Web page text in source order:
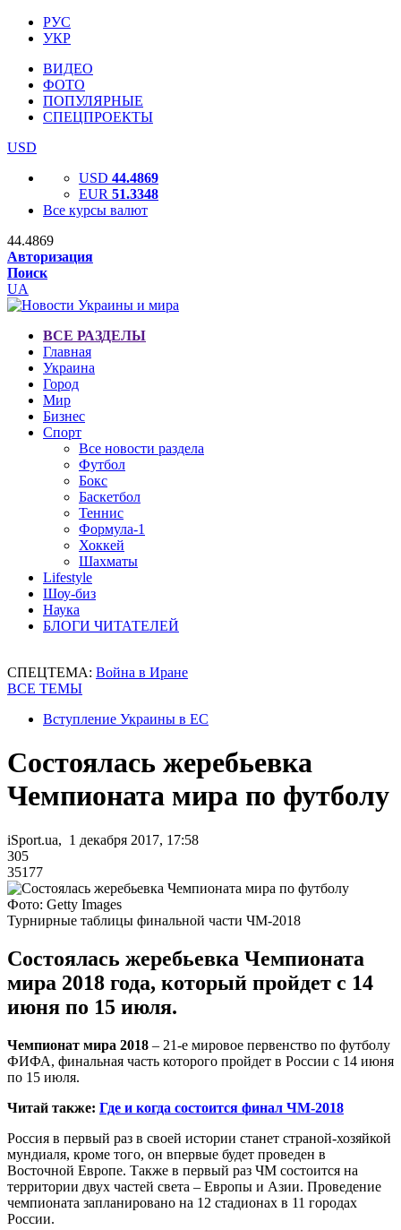
РУС
УКР
ВИДЕО
ФОТО
ПОПУЛЯРНЫЕ
СПЕЦПРОЕКТЫ
USD
USD 44.4869
EUR 51.3348
Все курсы валют
44.4869
Авторизация
Поиск
UA
ВСЕ РАЗДЕЛЫ
Главная
Украина
Город
Мир
Бизнес
Спорт
Все новости раздела
Футбол
Бокс
Баскетбол
Теннис
Формула-1
Хоккей
Шахматы
Lifestyle
Шоу-биз
Наука
БЛОГИ ЧИТАТЕЛЕЙ
СПЕЦТЕМА: Война в Иране
ВСЕ ТЕМЫ
Вступление Украины в ЕС
Состоялась жеребьевка
Чемпионата мира по футболу
iSport.ua, 1 декабря 2017, 17:58
305
35177
Фото: Getty Images
Турнирные таблицы финальной части ЧМ-2018
Состоялась жеребьевка Чемпионата
мира 2018 года, который пройдет с 14
июня по 15 июля.
Чемпионат мира 2018 – 21-е мировое первенство по футболу
ФИФА, финальная часть которого пройдет в России с 14 июня
по 15 июля.
Читай также: Где и когда состоится финал ЧМ-2018
Россия в первый раз в своей истории станет страной-хозяйкой
мундиаля, кроме того, он впервые будет проведен в
Восточной Европе. Также в первый раз ЧМ состоится на
территории двух частей света – Европы и Азии. Проведение
чемпионата запланировано на 12 стадионах в 11 городах
России.